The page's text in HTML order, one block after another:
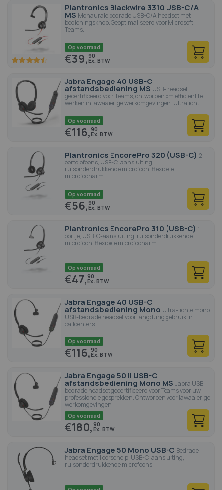
Plantronics Blackwire 3310 USB-C/A
MS Monaurale bedrade USB-C/A headset met
bedieningsknop. Geoptimaliseerd voor Microsoft
Teams.
90 100
Op voorraad
€39,90
Jabra Engage 40 USB-C
afstandsbediening MS USB-headset
gecertificeerd voor Teams, ontworpen om efficiënt te
werken in lawaaierige werkomgevingen. Ultralicht
Op voorraad
€116,90
Plantronics EncorePro 320 (USB-C) 2
oortelefoons, USB-C-aansluiting,
ruisonderdrukkende microfoon, flexibele
microfoonarm
Op voorraad
€56,90
Plantronics EncorePro 310 (USB-C) 1
oortje, USB-C-aansluiting, ruisonderdrukkende
microfoon, flexibele microfoonarm
Op voorraad
€47,90
Jabra Engage 40 USB-C
afstandsbediening Mono Ultra-lichte mono
USB-bedrade headset voor langdurig gebruik in
callcenters
Op voorraad
€116,90
Jabra Engage 50 II USB-C
afstandsbediening Mono MS Jabra USB-
bedrade headset gecertificeerd voor Teams voor uw
professionele gesprekken. Ontworpen voor lawaaierige
werkomgevingen
Op voorraad
€180, 90
Jabra Engage 50 Mono USB-C Bedrade
headset met 1 oorschelp, USB-C-aansluiting,
ruisonderdrukkende microfoons